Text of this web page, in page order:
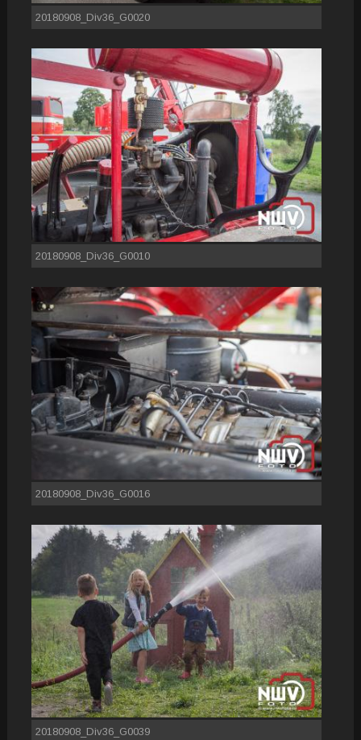
20180908_Div36_G0020
20180908_Div36_G0010
20180908_Div36_G0016
20180908_Div36_G0039